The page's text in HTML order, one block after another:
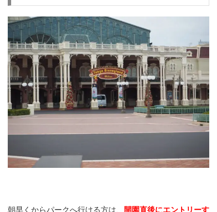
朝早くからパークへ行ける方は、 開園直後にエントリーす